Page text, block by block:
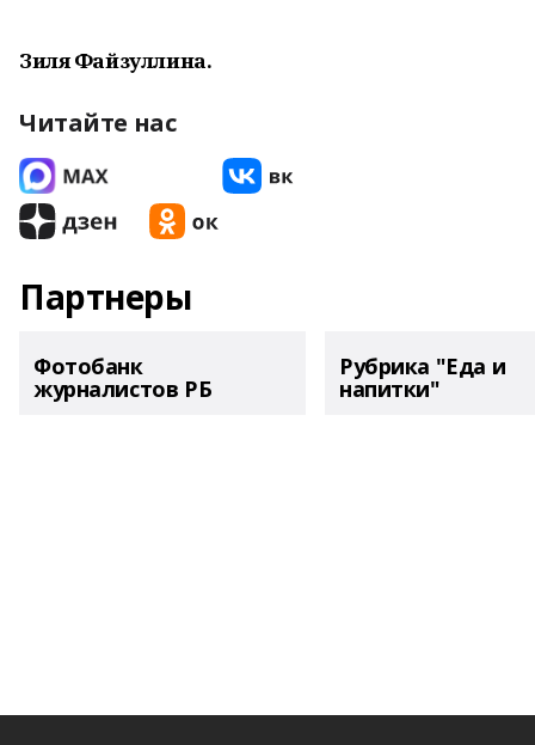
Зиля Файзуллина.
Читайте нас
Партнеры
Фотобанк
журналистов РБ
Рубрика "Еда и
напитки"